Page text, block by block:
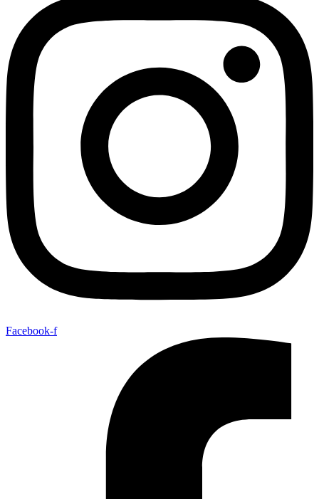
Facebook-f